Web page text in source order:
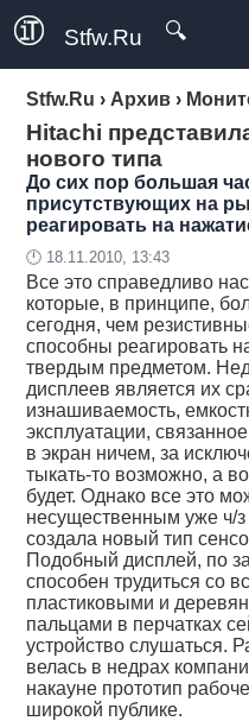
Stfw.Ru 🔍
Stfw.Ru › Архив ›
Hitachi
нового типа
До сих пор большая
присутствующих на
реагировать на
🕛 18.11.2010, 13:43
Все это справедливо
которые, в принципе,
сегодня, чем
способны реагировать
твердым предметом.
дисплеев является их
изнашиваемость,
эксплуатации,
в экран ничем, за
тыкать-то возможно, а
будет. Однако все это
несущественным уже ч/з
создала новый тип
Подобный дисплей, по
способен трудиться со
пластиковыми и
пальцами в перчатках
устройство слушаться.
велась в недрах
накауне прототип
широкой публике.